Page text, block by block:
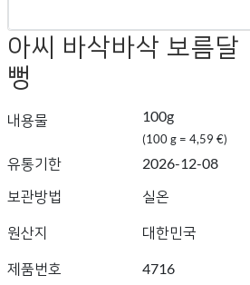
아씨 바삭바삭 보름달
뻥
내용물 100g
(100 g = 4,59 €)
유통기한
2026-12-08
보관방법
실온
원산지 대한민국
제품번호 4716